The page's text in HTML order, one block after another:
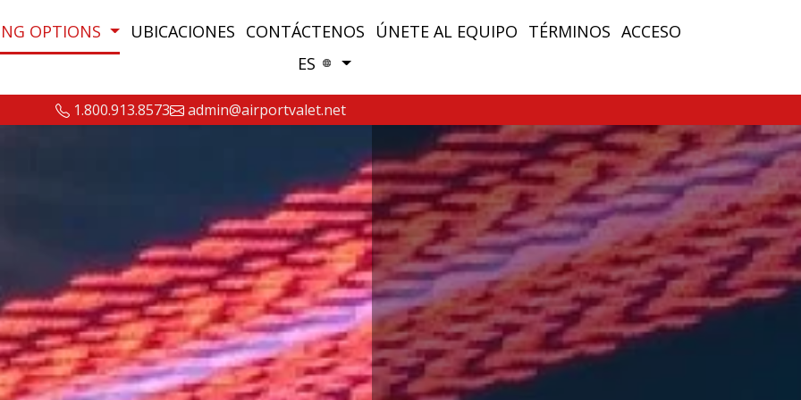
OPTIONS UBICACIONES CONTÁCTENOS ÚNETE AL EQUIPO TÉRMINOS ACCESO
ES
1.800.913.8573 admin@airportvalet.net